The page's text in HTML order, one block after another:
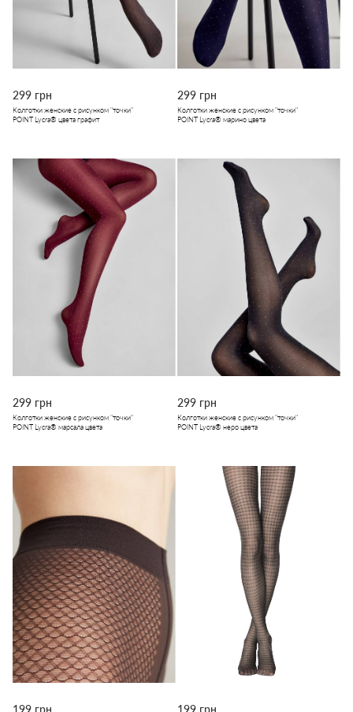
299 грн
Колготки женские с рисунком "точки"
POINT Lycra® цвета графит
299 грн
Колготки женские с рисунком "точки"
POINT Lycra® марино цвета
299 грн
Колготки женские с рисунком "точки"
POINT Lycra® марсала цвета
299 грн
Колготки женские с рисунком "точки"
POINT Lycra® неро цвета